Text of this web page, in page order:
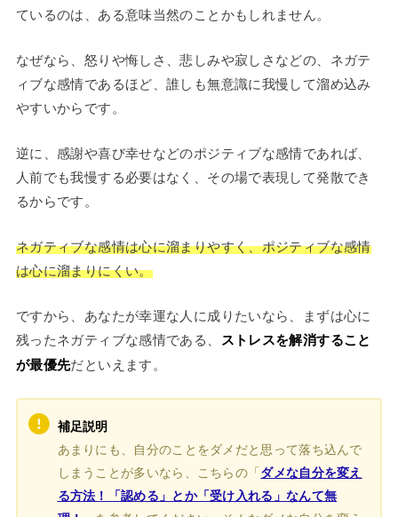
ているのは、ある意味当然のことかもしれません。
なぜなら、怒りや悔しさ、悲しみや寂しさなどの、ネガテ
ィブな感情であるほど、誰しも無意識に我慢して溜め込み
やすいからです。
逆に、感謝や喜び幸せなどのポジティブな感情であれば、
人前でも我慢する必要はなく、その場で表現して発散でき
るからです。
ネガティブな感情は心に溜まりやすく、ポジティブな感情
は心に溜まりにくい。
ですから、あなたが幸運な人に成りたいなら、まずは心に
残ったネガティブな感情である、 ストレスを解消すること
が最優先だといえます。
補足説明
あまりにも、自分のことをダメだと思って落ち込んで
しまうことが多いなら、こちらの「ダメな自分を変え
る方法！「認める」とか「受け入れる」なんて無